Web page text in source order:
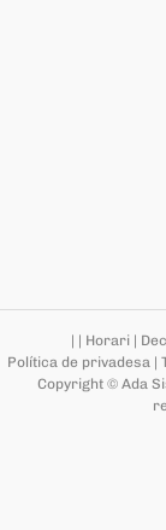
| | Horari |
Política de privadesa |
Copyright © Ada